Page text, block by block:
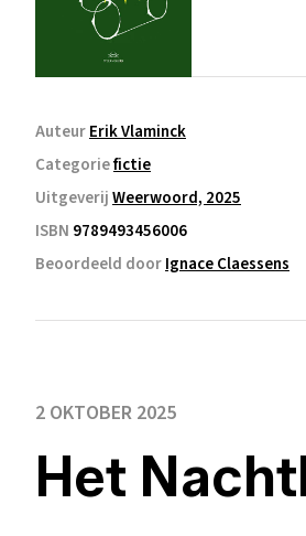
AuteurErik Vlaminck
Categoriefictie
UitgeverijWeerwoord, 2025
ISBN 9789493456006
Beoordeeld doorIgnace Claessens
2 OKTOBER 2025
Het